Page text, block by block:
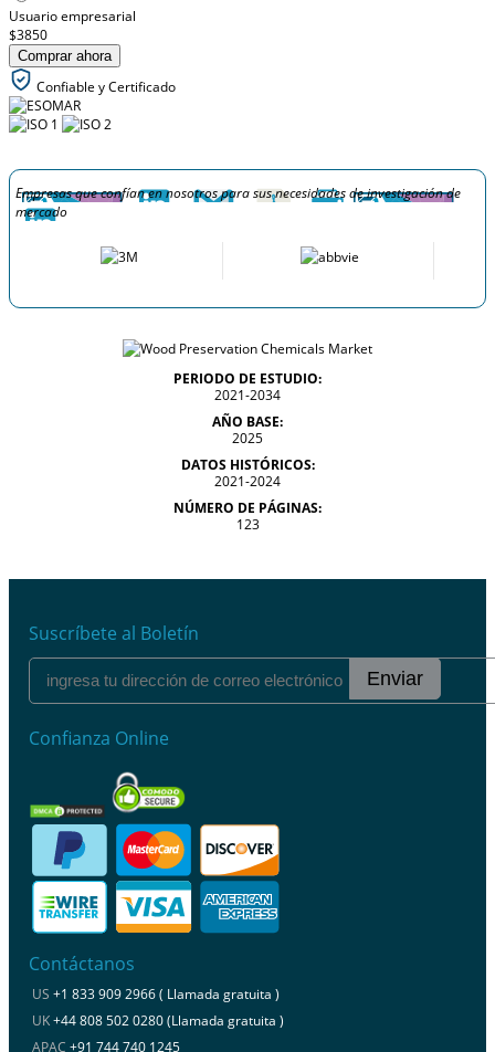
Usuario empresarial
$3850
Comprar ahora
Confiable y Certificado
Empresas que confían en nosotros para sus necesidades de investigación de
mercado
PERIODO DE ESTUDIO:
2021-2034
AÑO BASE:
2025
DATOS HISTÓRICOS:
2021-2024
NÚMERO DE PÁGINAS:
123
Suscríbete al Boletín
Enviar
Confianza Online
Contáctanos
US +1 833 909 2966 ( Llamada gratuita )
UK+44 808 502 0280 (Llamada gratuita )
APAC +91 744 740 1245